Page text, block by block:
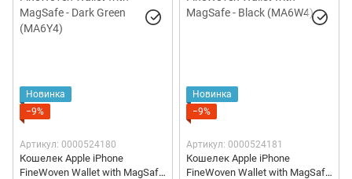
Новинка
−9%
Артикул: 0000524180
Кошелек Apple iPhone
FineWoven Wallet with MagSafe
Новинка
−9%
Артикул: 0000524181
Кошелек Apple iPhone
FineWoven Wallet with MagSafe